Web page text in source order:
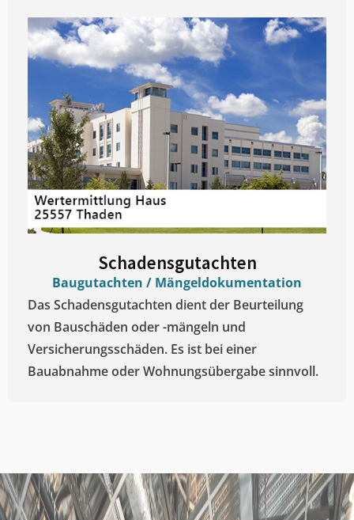
Schadensgutachten
Baugutachten / Mängeldokumentation
Das Schadensgutachten dient der Beurteilung
von Bauschäden oder -mängeln und
Versicherungsschäden. Es ist bei einer
Bauabnahme oder Wohnungsübergabe sinnvoll.